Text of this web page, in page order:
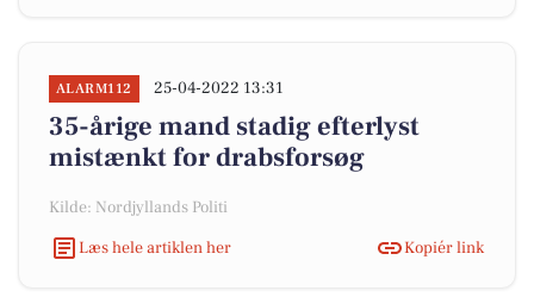
ALARM112 25-04-2022 13:31
35-årige mand stadig efterlyst
mistænkt for drabsforsøg
Kilde: Nordjyllands Politi
Læs hele artiklen her
Kopiér link